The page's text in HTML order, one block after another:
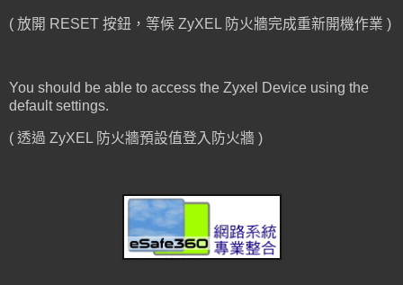
( 放開 RESET 按鈕，等候 ZyXEL 防火牆完成重新開機作業 )
You should be able to access the Zyxel Device using the
default settings.
( 透過 ZyXEL 防火牆預設值登入防火牆 )